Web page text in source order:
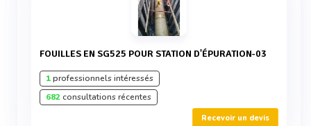
FOUILLES EN SG525 POUR STATION D'ÉPURATION-03
1professionnels intéressés
682consultations récentes
Recevoir un devis